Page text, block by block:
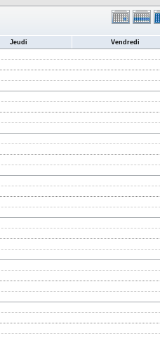
Jeudi Vendredi